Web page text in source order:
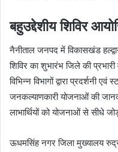
बहुउद्देशीय शिविर
नैनीताल जनपद में विकासखंड
शिविर का शुभारंभ जिले की
विभिन्न विभागों द्वारा प्रदर्शनी
जनकल्याणकारी योजनाओं की
लाभार्थियों को योजनाओं से सीधे
ऊधमसिंह नगर जिला मुख्यालय